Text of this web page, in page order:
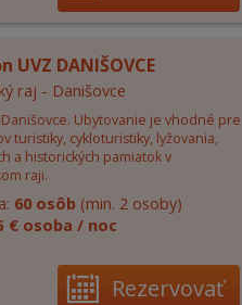
UVZ DANIŠOVCE
raj - Danišovce
Ubytovanie je vhodné pre
turistiky, cykloturistiky, lyžovania,
a historických pamiatok v
raji.
60 osôb (min. 2 osoby)
€ osoba / noc
Rezervovať